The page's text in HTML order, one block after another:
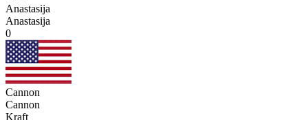
Anastasija
Anastasija
0
Cannon
Cannon
Kraft